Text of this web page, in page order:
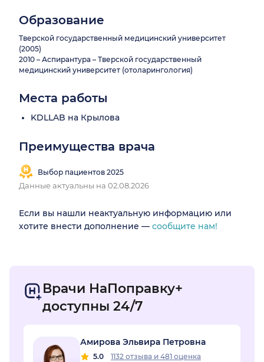
Образование
Тверской государственный медицинский университет
(2005)
2010 – Аспирантура – Тверской государственный
медицинский университет (отоларингология)
Места работы
KDLLAB на Крылова
Преимущества врача
Выбор пациентов 2025
Данные актуальны на 02.08.2026
Если вы нашли неактуальную информацию или
хотите внести дополнение — сообщите нам!
Врачи НаПоправку+
доступны 24/7
Амирова Эльвира Петровна
5.0 1132 отзыва и 481 оценка